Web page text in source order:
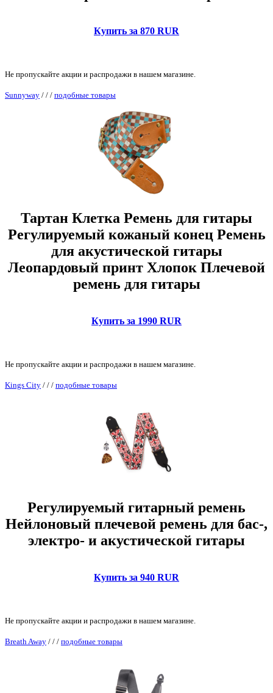
Купить за 870 RUR
Не пропускайте акции и распродажи в нашем магазине.
Sunnyway / / / подобные товары
Тартан Клетка Ремень для гитары
Регулируемый кожаный конец Ремень
для акустической гитары
Леопардовый принт Хлопок Плечевой
ремень для гитары
Купить за 1990 RUR
Не пропускайте акции и распродажи в нашем магазине.
Kings City / / / подобные товары
Регулируемый гитарный ремень
Нейлоновый плечевой ремень для бас-,
электро- и акустической гитары
Купить за 940 RUR
Не пропускайте акции и распродажи в нашем магазине.
Breath Away / / / подобные товары